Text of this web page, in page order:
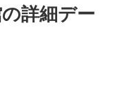
詳細デー